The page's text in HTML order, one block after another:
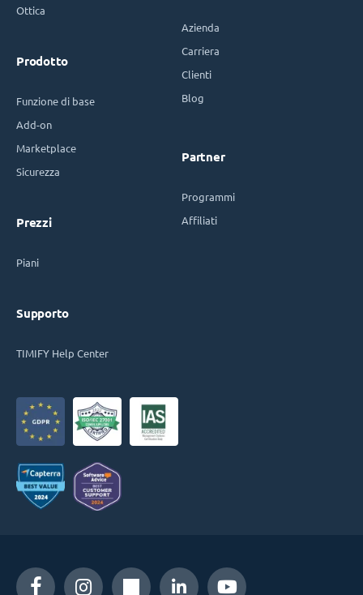
Ottica
Prodotto
Funzione di base
Add-on
Marketplace
Sicurezza
Prezzi
Piani
Supporto
TIMIFY Help Center
Azienda
Carriera
Clienti
Blog
Partner
Programmi
Affiliati